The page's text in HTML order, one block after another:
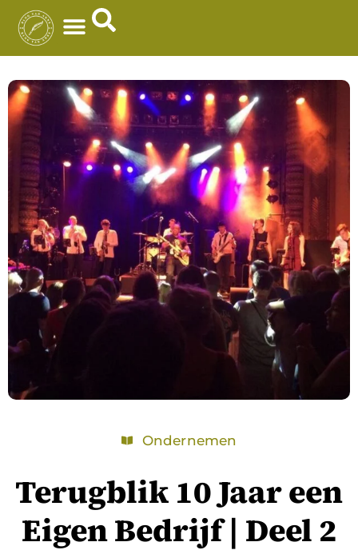
Ondernemen
Terugblik 10 Jaar een
Eigen Bedrijf | Deel 2